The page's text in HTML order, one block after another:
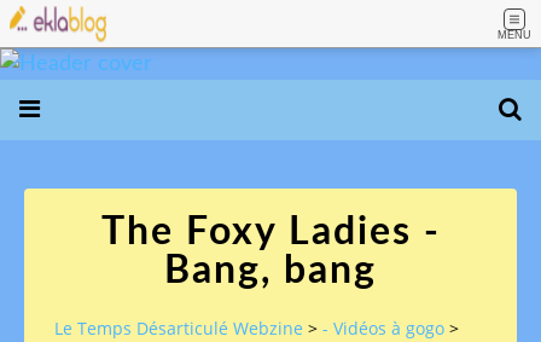
MENU
The Foxy Ladies -
Bang, bang
Le Temps Désarticulé Webzine > - Vidéos à gogo >